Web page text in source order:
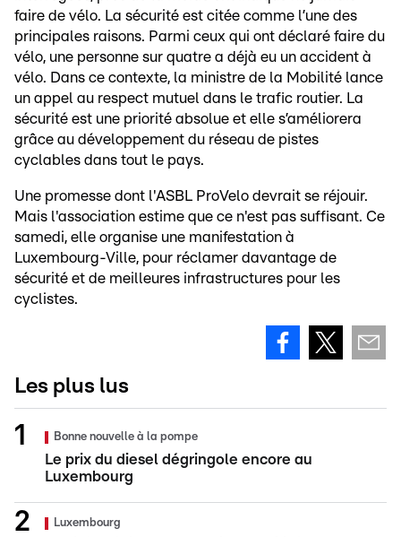
faire de vélo. La sécurité est citée comme l’une des
principales raisons. Parmi ceux qui ont déclaré faire du
vélo, une personne sur quatre a déjà eu un accident à
vélo. Dans ce contexte, la ministre de la Mobilité lance
un appel au respect mutuel dans le trafic routier. La
sécurité est une priorité absolue et elle s’améliorera
grâce au développement du réseau de pistes
cyclables dans tout le pays.
Une promesse dont l'ASBL ProVelo devrait se réjouir.
Mais l'association estime que ce n'est pas suffisant. Ce
samedi, elle organise une manifestation à
Luxembourg-Ville, pour réclamer davantage de
sécurité et de meilleures infrastructures pour les
cyclistes.
Les plus lus
Bonne nouvelle à la pompe
Le prix du diesel dégringole encore au
Luxembourg
Luxembourg